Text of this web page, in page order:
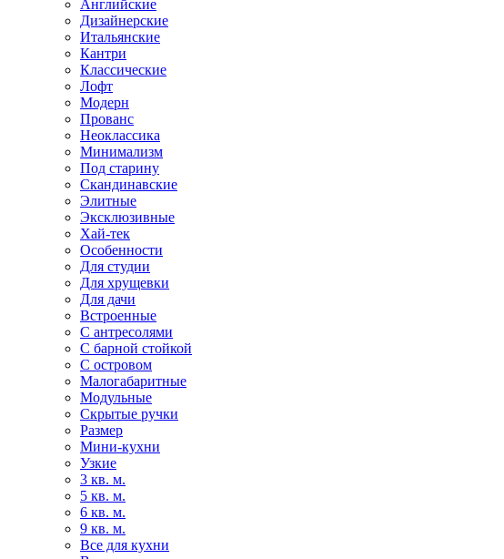
Английские
Дизайнерские
Итальянские
Кантри
Классические
Лофт
Модерн
Прованс
Неоклассика
Минимализм
Под старину
Скандинавские
Элитные
Эксклюзивные
Хай-тек
Особенности
Для студии
Для хрущевки
Для дачи
Встроенные
С антресолями
С барной стойкой
С островом
Малогабаритные
Модульные
Скрытые ручки
Размер
Мини-кухни
Узкие
3 кв. м.
5 кв. м.
6 кв. м.
9 кв. м.
Все для кухни